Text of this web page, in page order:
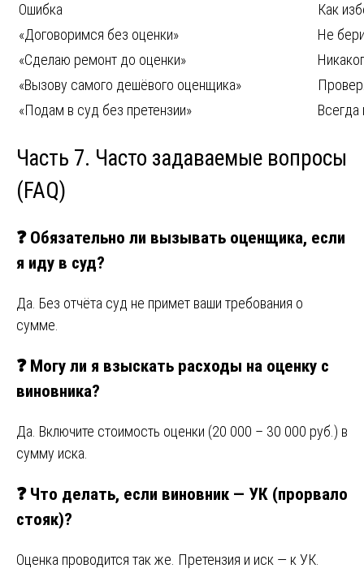
Ошибка
Как
«Договоримся без оценки»
Не
«Сделаю ремонт до оценки»
«Вызову самого дешёвого оценщика»
«Подам в суд без претензии»
Всегда
Часть 7. Часто задаваемые вопросы
(FAQ)
❓ Обязательно ли вызывать оценщика, если
я иду в суд?
Да. Без отчёта суд не примет ваши требования о
сумме.
❓ Могу ли я взыскать расходы на оценку с
виновника?
Да. Включите стоимость оценки (20 000 – 30 000 руб.) в
сумму иска.
❓ Что делать, если виновник — УК (прорвало
стояк)?
Оценка проводится так же. Претензия и иск — к УК.